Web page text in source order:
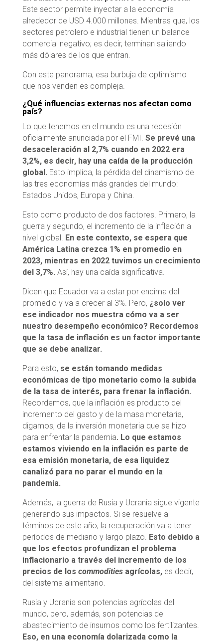
Este sector permite inyectar a la economía
alrededor de USD 4.000 millones. Mientras que, los
sectores petrolero e industrial tienen un balance
comercial negativo; es decir, terminan saliendo
más dólares de los que entran.
Con este panorama, esa burbuja de optimismo
que nos venden es compleja.
¿Qué influencias externas nos afectan como
país?
Lo que tenemos en el mundo es una recesión
oficialmente anunciada por el FMI. Se prevé una
desaceleración al 2,7% cuando en 2022 era
3,2%, es decir, hay una caída de la producción
global. Esto implica, la pérdida del dinamismo de
las tres economías más grandes del mundo:
Estados Unidos, Europa y China.
Esto como producto de dos factores. Primero, la
guerra y segundo, el incremento de la inflación a
nivel global. En este contexto, se espera que
América Latina crezca 1% en promedio en
2023, mientras en 2022 tuvimos un crecimiento
del 3,7%. Así, hay una caída significativa.
Dicen que Ecuador va a estar por encima del
promedio y va a crecer al 3%. Pero, ¿solo ver
ese indicador nos muestra cómo va a ser
nuestro desempeño económico? Recordemos
que la tasa de inflación es un factor importante
que se debe analizar.
Para esto, se están tomando medidas
económicas de tipo monetario como la subida
de la tasa de interés, para frenar la inflación.
Recordemos, que la inflación es producto del
incremento del gasto y de la masa monetaria,
digamos, de la inversión monetaria que se hizo
para enfrentar la pandemia. Lo que estamos
estamos viviendo en la inflación es parte de
esa emisión monetaria, de esa liquidez
canalizó para no parar el mundo en la
pandemia.
Además, la guerra de Rusia y Ucrania sigue vigente
generando sus impactos. Si se resuelve a
términos de este año, la recuperación va a tener
períodos de mediano y largo plazo. Esto debido a
que los efectos profundizan el problema
inflacionario a través del incremento de los
precios de los commoditiesagrícolas,es decir,
del sistema alimentario.
Rusia y Ucrania son potencias agrícolas del
mundo, pero, además, son potencias de
abastecimiento de insumos como los fertilizantes.
Eso, en una economía dolarizada como la